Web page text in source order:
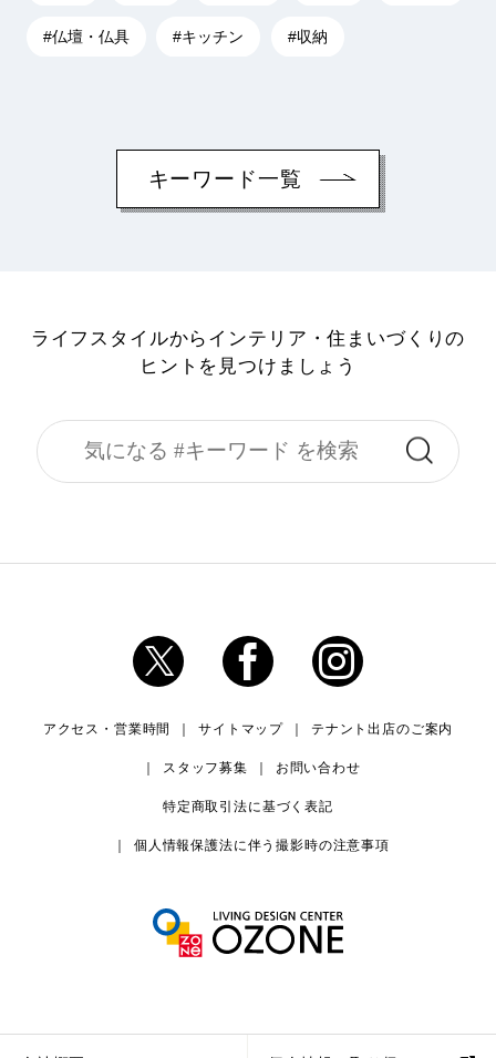
#仏壇・仏具 #キッチン #収納
キーワード一覧
ライフスタイルからインテリア・住まいづくりの
ヒントを見つけましょう
アクセス・営業時間 サイトマップ テナント出店のご案内
スタッフ募集 お問い合わせ
特定商取引法に基づく表記
個人情報保護法に伴う撮影時の注意事項